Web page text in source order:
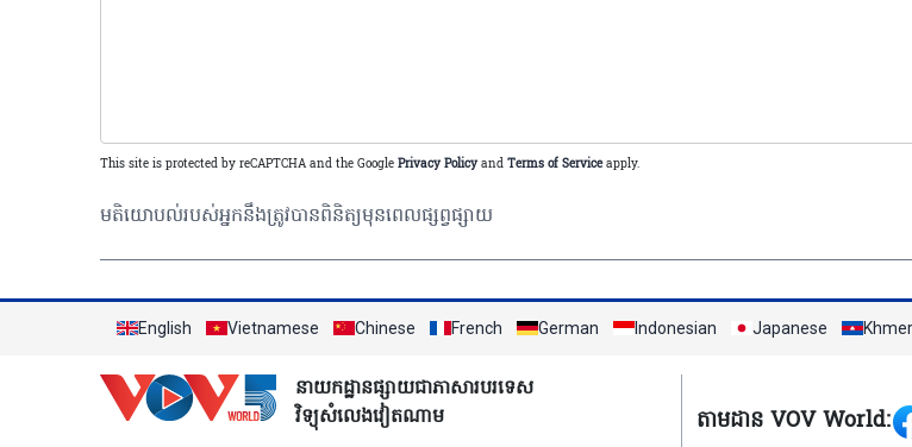
This site is protected by reCAPTCHA and the Google Privacy Policy and Terms of Serviceapply.
មតិយោបល់របស់អ្នកនឹងត្រូវបានពិនិត្យមុនពេលផ្សព្វផ្សាយ
English Vietnamese Chinese French German Indonesian Japanese Khmer
នាយកដ្ឋានផ្សាយជាភាសារបរទេស
វិទ្យុសំលេងវៀតណាម
Mạng xã
តាមដាន VOV World: